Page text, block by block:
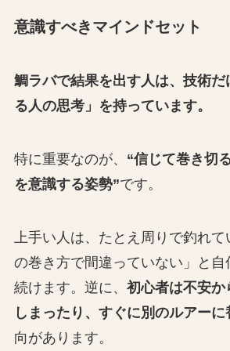
意識すべきマインドセット
鯛ラバで結果を出す人は、技術
る人の思考」を持っています。
特に重要なのが、 “信じて巻き切
を意識する姿勢”です。
上手い人は、たとえ周りで釣れて
の巻き方で間違っていない」と自
続けます。逆に、 初心者は不安か
しまったり、すぐに別のルアーに
向があります。